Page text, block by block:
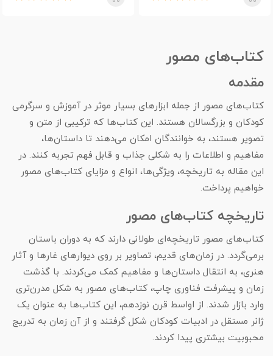
کتاب‌های مصور
مقدمه
کتاب‌های مصور از جمله ابزارهای بسیار موثر در آموزش و سرگرمی
کودکان و بزرگسالان هستند. این کتاب‌ها که ترکیبی از متن و
تصویر هستند، به خوانندگان امکان می‌دهند تا داستان‌ها،
مفاهیم و اطلاعات را به شکلی جذاب و قابل فهم تجربه کنند. در
این مقاله به تاریخچه، ویژگی‌ها، انواع و مزایای کتاب‌های مصور
خواهیم پرداخت.
تاریخچه کتاب‌های مصور
کتاب‌های مصور تاریخچه‌ای طولانی دارند که به دوران باستان
برمی‌گردد. در زمان‌های قدیم، تصاویر بر روی دیوارهای غارها و آثار
هنری، به انتقال داستان‌ها و مفاهیم کمک می‌کردند. با گذشت
زمان و پیشرفت فناوری چاپ، کتاب‌های مصور به شکل مدرن‌تری
وارد بازار شدند. از اواسط قرن نوزدهم، این کتاب‌ها به عنوان یک
ژانر مستقل در ادبیات کودکان شکل گرفتند و از آن زمان به تدریج
محبوبیت بیشتری پیدا کردند.